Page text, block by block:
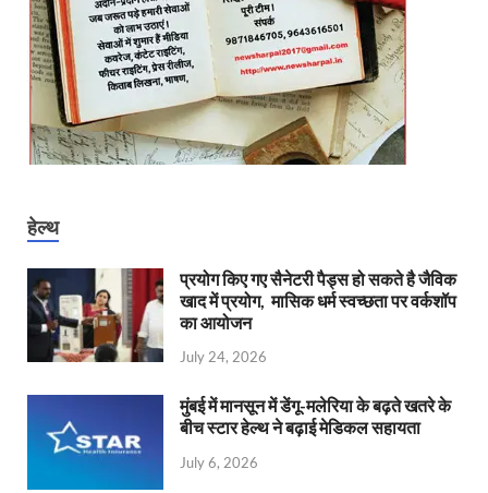
हेल्थ
प्रयोग किए गए सैनेटरी पैड्स हो सकते है जैविक
खाद में प्रयोग, मासिक धर्म स्वच्छता पर वर्कशॉप
का आयोजन
July 24, 2026
मुंबई में मानसून में डेंगू-मलेरिया के बढ़ते खतरे के
बीच स्टार हेल्थ ने बढ़ाई मेडिकल सहायता
July 6, 2026